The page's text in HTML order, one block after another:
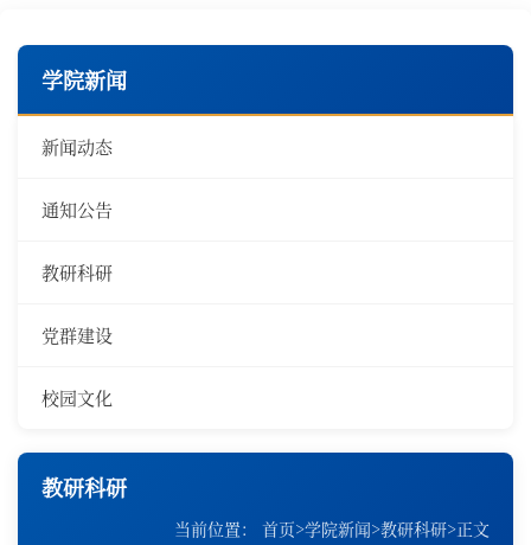
学院新闻
新闻动态
通知公告
教研科研
党群建设
校园文化
教研科研
当前位置： 首页>学院新闻>教研科研>正文